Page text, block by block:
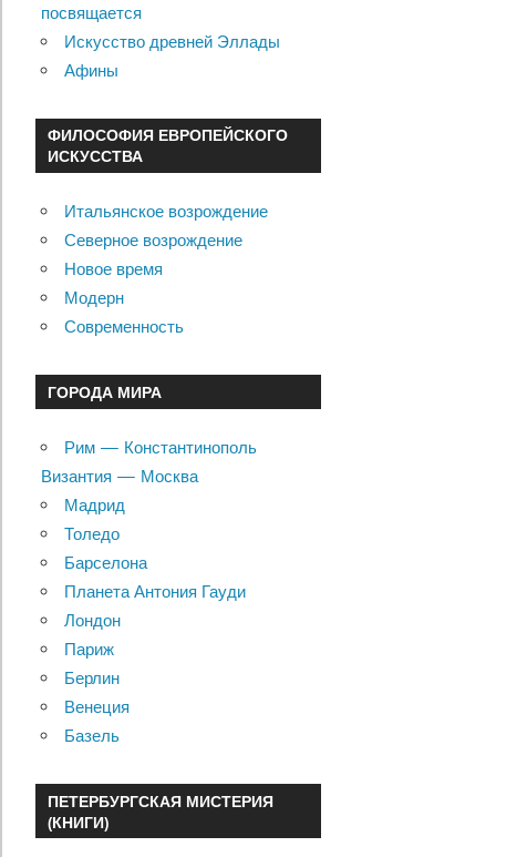
посвящается
Искусство древней Эллады
Афины
ФИЛОСОФИЯ ЕВРОПЕЙСКОГО
ИСКУССТВА
Итальянское возрождение
Северное возрождение
Новое время
Модерн
Современность
ГОРОДА МИРА
Рим — Константинополь
Византия — Москва
Мадрид
Толедо
Барселона
Планета Антония Гауди
Лондон
Париж
Берлин
Венеция
Базель
ПЕТЕРБУРГСКАЯ МИСТЕРИЯ
(КНИГИ)